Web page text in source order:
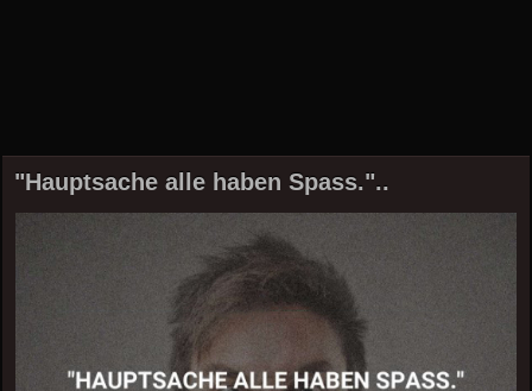
"Hauptsache alle haben Spass."..